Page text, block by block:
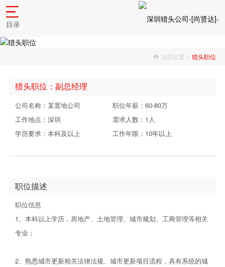
目录
当前位置 > 猎头职位
猎头职位：副总经理
公司名称：某置地公司
职位年薪：60-80万
工作地点：深圳
需求人数：1人
学历要求：本科及以上
工作年限：10年以上
职位描述
职位信息
1、本科以上学历，房地产、土地管理、城市规划、工商管理等相关
专业；
2、熟悉城市更新相关法律法规、城市更新项目流程，具有系统的城